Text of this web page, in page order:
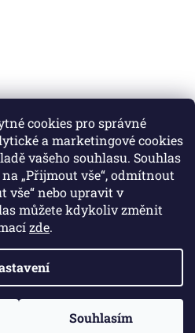
cookies pro správné
a marketingové cookies
vašeho souhlasu. Souhlas
„Přijmout vše“, odmítnout
nebo upravit v
můžete kdykoliv změnit
zde.
Souhlasím
. Všechna práva vyhrazena.
cookies